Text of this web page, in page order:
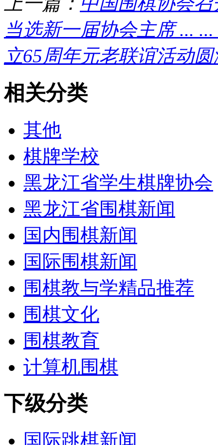
当选新一届协会主席 ... ...
立65周年元老联谊活动
相关分类
其他
棋牌学校
黑龙江省学生棋牌协会
黑龙江省围棋新闻
国内围棋新闻
国际围棋新闻
围棋教与学精品推荐
围棋文化
围棋教育
计算机围棋
下级分类
国际跳棋新闻